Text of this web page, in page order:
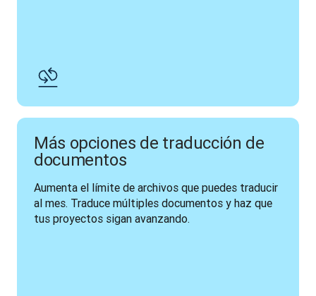
Más opciones de traducción de
documentos
Aumenta el límite de archivos que puedes traducir
al mes. Traduce múltiples documentos y haz que
tus proyectos sigan avanzando.